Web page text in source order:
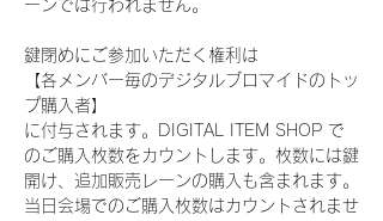
ーンでは行われません。
鍵閉めにご参加いただく権利は
【各メンバー毎のデジタルブロマイドのトッ
プ購入者】
に付与されます。DIGITAL ITEM SHOP で
のご購入枚数をカウントします。枚数には鍵
開け、追加販売レーンの購入も含まれます。
当日会場でのご購入枚数はカウントされませ